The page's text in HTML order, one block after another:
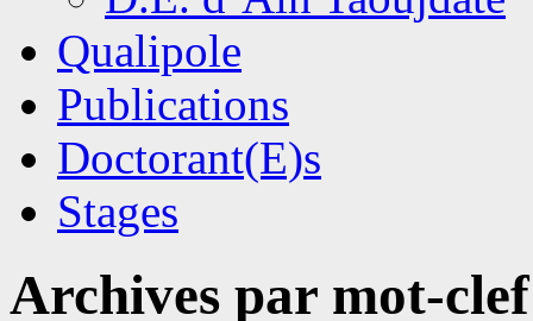
Qualipole
Publications
Doctorant(E)s
Stages
Archives par mot-